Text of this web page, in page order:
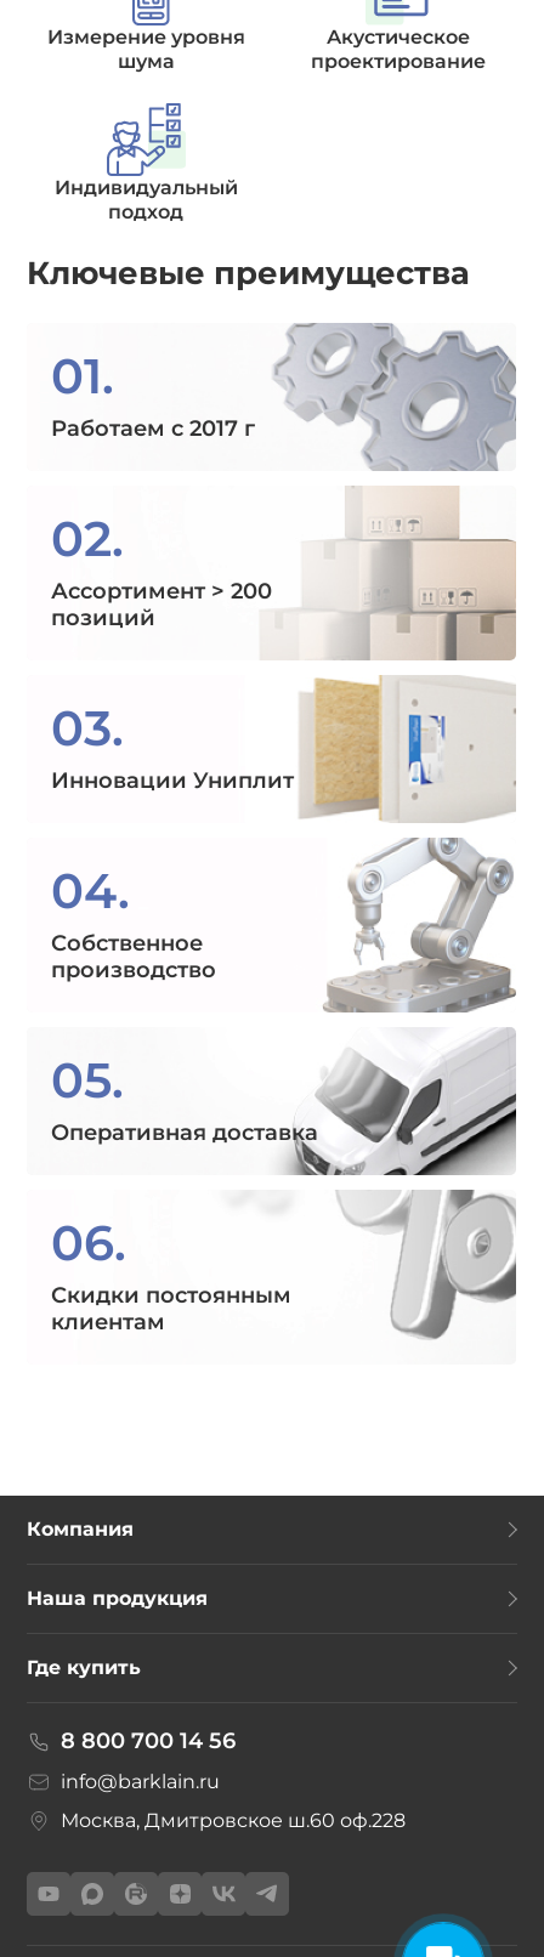
Измерение уровня
шума
Акустическое
проектирование
Индивидуальный
подход
Ключевые преимущества
01.
Работаем с 2017 г
02.
Ассортимент > 200
позиций
03.
Инновации Униплит
04.
Собственное
производство
05.
Оперативная доставка
06.
Скидки постоянным
клиентам
Компания
Наша продукция
Где купить
8 800 700 14 56
info@barklain.ru
Москва, Дмитровское ш.60 оф.228